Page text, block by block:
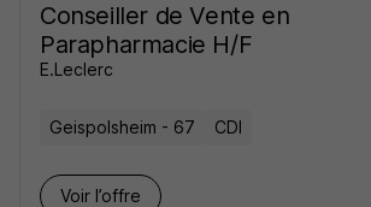
Conseiller de Vente en
Parapharmacie H/F
E.Leclerc
Geispolsheim - 67 CDI
Voir l’offre